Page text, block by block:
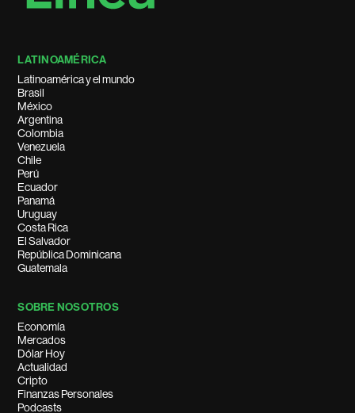
LATINOAMÉRICA
Latinoamérica y el mundo
Brasil
México
Argentina
Colombia
Venezuela
Chile
Perú
Ecuador
Panamá
Uruguay
Costa Rica
El Salvador
República Dominicana
Guatemala
SOBRE NOSOTROS
Economía
Mercados
Dólar Hoy
Actualidad
Cripto
Finanzas Personales
Podcasts